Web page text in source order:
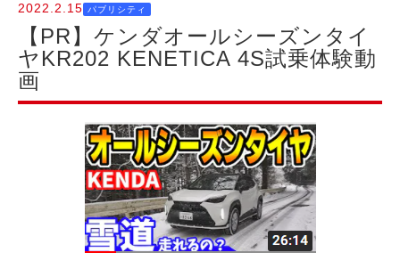
2022.2.15 パブリシティ
【PR】ケンダオールシーズンタイ
ヤKR202 KENETICA 4S試乗体験動
画